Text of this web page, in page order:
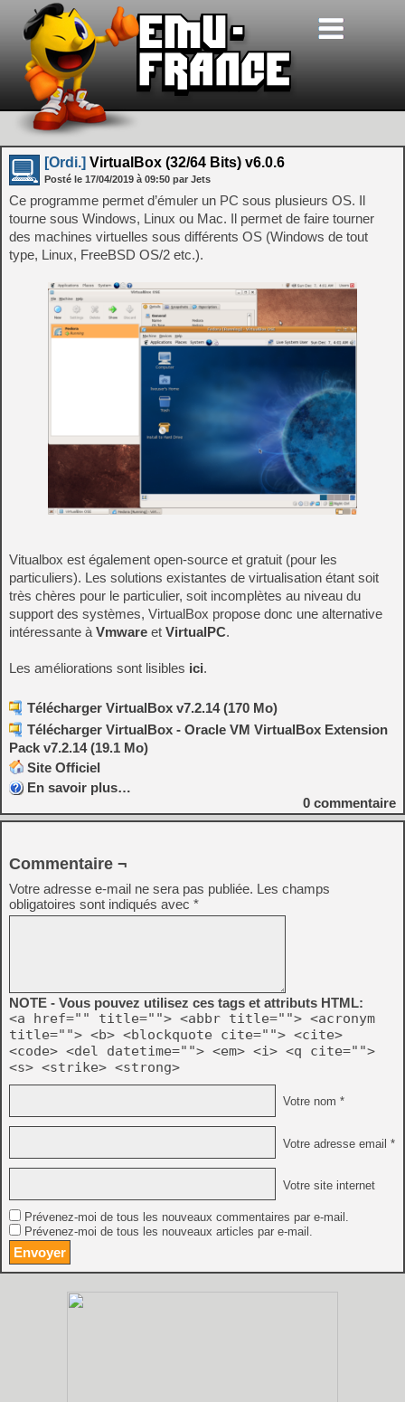
[Ordi.] VirtualBox (32/64 Bits) v6.0.6
Posté le 17/04/2019 à 09:50 par Jets
Ce programme permet d’émuler un PC sous plusieurs OS. Il
tourne sous Windows, Linux ou Mac. Il permet de faire tourner
des machines virtuelles sous différents OS (Windows de tout
type, Linux, FreeBSD OS/2 etc.).
Vitualbox est également open-source et gratuit (pour les
particuliers). Les solutions existantes de virtualisation étant soit
très chères pour le particulier, soit incomplètes au niveau du
support des systèmes, VirtualBox propose donc une alternative
intéressante à Vmware et VirtualPC.
Les améliorations sont lisibles ici.
Télécharger VirtualBox v7.2.14 (170 Mo)
Télécharger VirtualBox - Oracle VM VirtualBox Extension
Pack v7.2.14 (19.1 Mo)
Site Officiel
En savoir plus…
0 commentaire
Commentaire ¬
Votre adresse e-mail ne sera pas publiée. Les champs
obligatoires sont indiqués avec *
NOTE - Vous pouvez utilisez ces tags et attributs HTML:
<a href="" title=""> <abbr title=""> <acronym
title=""> <b> <blockquote cite=""> <cite>
<code> <del datetime=""> <em> <i> <q cite="">
<s> <strike> <strong>
Votre nom *
Votre adresse email *
Votre site internet
Prévenez-moi de tous les nouveaux commentaires par e-mail.
Prévenez-moi de tous les nouveaux articles par e-mail.